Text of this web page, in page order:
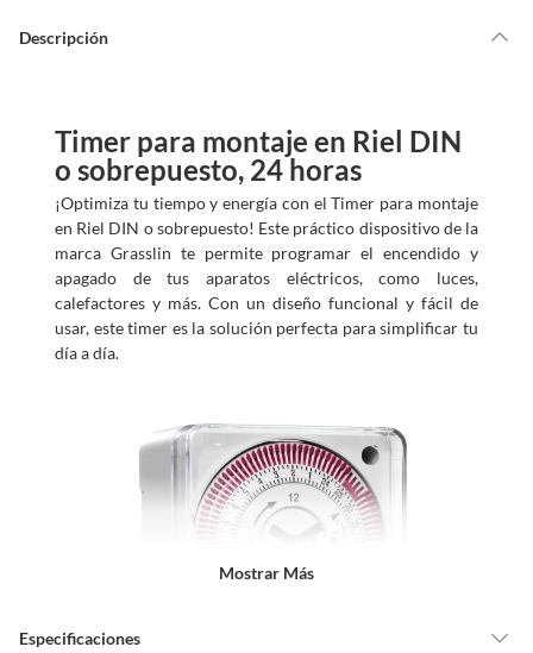
Descripción
Timer para montaje en Riel DIN
o sobrepuesto, 24 horas
¡Optimiza tu tiempo y energía con el Timer para montaje
en Riel DIN o sobrepuesto! Este práctico dispositivo de la
marca Grasslin te permite programar el encendido y
apagado de tus aparatos eléctricos, como luces,
calefactores y más. Con un diseño funcional y fácil de
usar, este timer es la solución perfecta para simplificar tu
día a día.
Mostrar Más
Especificaciones